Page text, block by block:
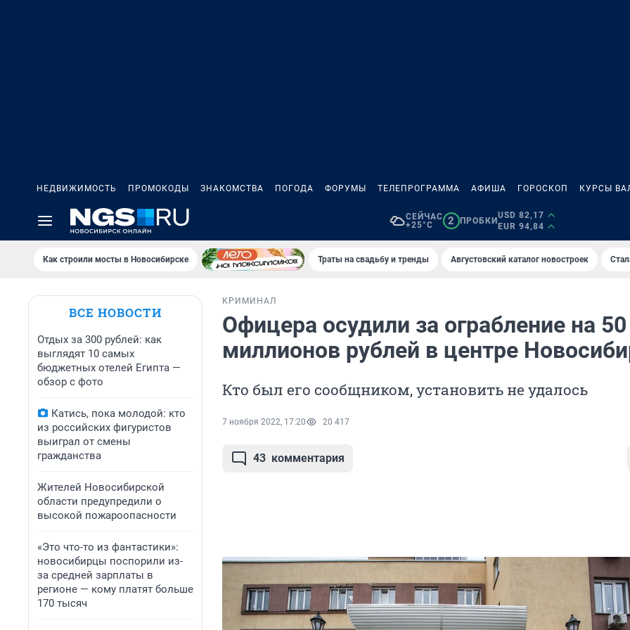
НЕДВИЖИМОСТЬ ПРОМОКОДЫ ЗНАКОМСТВА ПОГОДА ФОРУМЫ ТЕЛЕПРОГРАММА АФИША ГОРОСКОП КУРСЫ
СЕЙЧАС
+25°C
2 ПРОБКИ
USD 82,17
EUR 94,84
Как строили мосты в Новосибирске Траты на свадьбу и тренды Августовский каталог новостроек
ВСЕ НОВОСТИ
Отдых за 300 рублей: как
выглядят 10 самых
бюджетных отелей Египта —
обзор с фото
Катись, пока молодой: кто
из российских фигуристов
выиграл от смены
гражданства
Жителей Новосибирской
области предупредили о
высокой пожароопасности
«Это что-то из фантастики»:
новосибирцы поспорили из-
за средней зарплаты в
регионе — кому платят больше
170 тысяч
КРИМИНАЛ
Офицера осудили за ограбление на 50
миллионов рублей в центре
Кто был его сообщником, установить не удалось
7 ноября 2022, 17:20 20 417
43 комментария